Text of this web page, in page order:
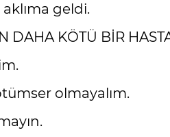
geldi.
DAHA KÖTÜ BİR
olmayalım.